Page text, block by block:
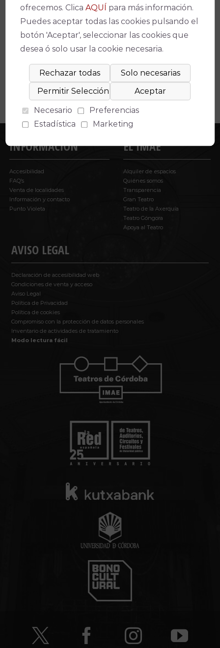
Espectáculos relacionados
INFORMACIÓN
Accesibilidad
FAQ’s
Venta de localidades
Información y contacto
Punto Violeta
AVISO LEGAL
Declaración de accesibilidad web
Condiciones de venta y acceso
Aviso Legal
Política de Privacidad
Política de cookies
Compromiso con la protección de datos personales
Inventario de actividades de tratamiento
Modo lectura fácil
EL IMAE
Alquiler de espacios
Quiénes somos
Transparencia
Gran Teatro
Teatro de la Axerquía
Teatro Góngora
Apoya al Teatro
ofrecemos. ClicaAQUÍ para más información.
Puedes aceptar todas las cookies pulsando el
botón 'Aceptar', seleccionar las cookies que
desea ó solo usar la cookie necesaria.
Necesario
Preferencias
Estadística
Marketing